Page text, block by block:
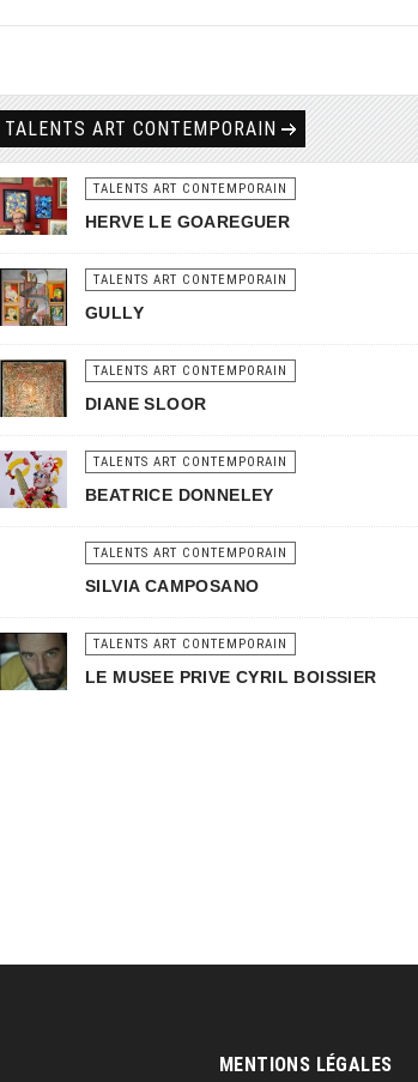
TALENTS ART CONTEMPORAIN
TALENTS ART CONTEMPORAIN
HERVE LE GOAREGUER
TALENTS ART CONTEMPORAIN
GULLY
TALENTS ART CONTEMPORAIN
DIANE SLOOR
TALENTS ART CONTEMPORAIN
BEATRICE DONNELEY
TALENTS ART CONTEMPORAIN
SILVIA CAMPOSANO
TALENTS ART CONTEMPORAIN
LE MUSEE PRIVE CYRIL BOISSIER
MENTIONS LÉGALES